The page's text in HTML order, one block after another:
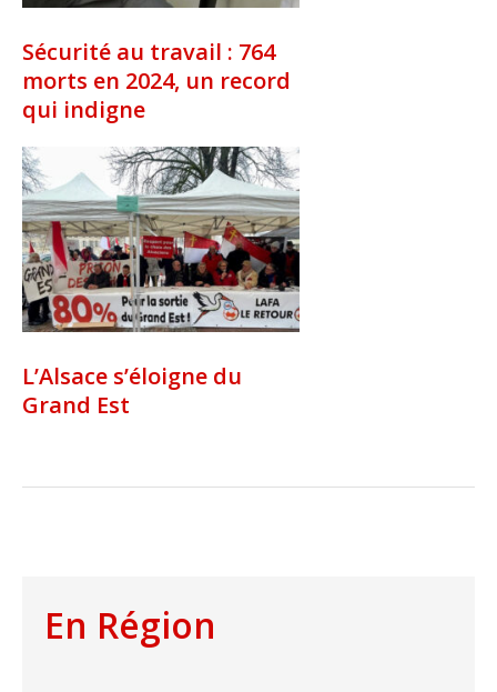
Sécurité au travail : 764
morts en 2024, un record
qui indigne
L’Alsace s’éloigne du
Grand Est
En Région